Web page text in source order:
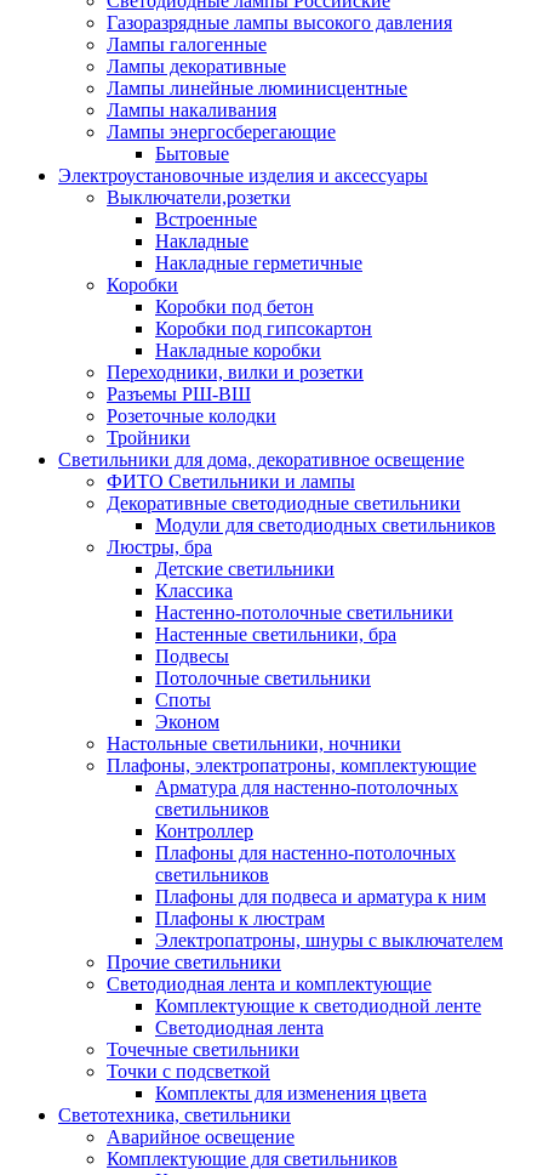
Газоразрядные лампы высокого давления
Лампы галогенные
Лампы декоративные
Лампы линейные люминисцентные
Лампы накаливания
Лампы энергосберегающие
Бытовые
Электроустановочные изделия и аксессуары
Выключатели,розетки
Встроенные
Накладные
Накладные герметичные
Коробки
Коробки под бетон
Коробки под гипсокартон
Накладные коробки
Переходники, вилки и розетки
Разъемы РШ-ВШ
Розеточные колодки
Тройники
Светильники для дома, декоративное освещение
ФИТО Светильники и лампы
Декоративные светодиодные светильники
Модули для светодиодных светильников
Люстры, бра
Детские светильники
Классика
Настенно-потолочные светильники
Настенные светильники, бра
Подвесы
Потолочные светильники
Споты
Эконом
Настольные светильники, ночники
Плафоны, электропатроны, комплектующие
Арматура для настенно-потолочных
светильников
Контроллер
Плафоны для настенно-потолочных
светильников
Плафоны для подвеса и арматура к ним
Плафоны к люстрам
Электропатроны, шнуры с выключателем
Прочие светильники
Светодиодная лента и комплектующие
Комплектующие к светодиодной ленте
Светодиодная лента
Точечные светильники
Точки с подсветкой
Комплекты для изменения цвета
Светотехника, светильники
Аварийное освещение
Комплектующие для светильников